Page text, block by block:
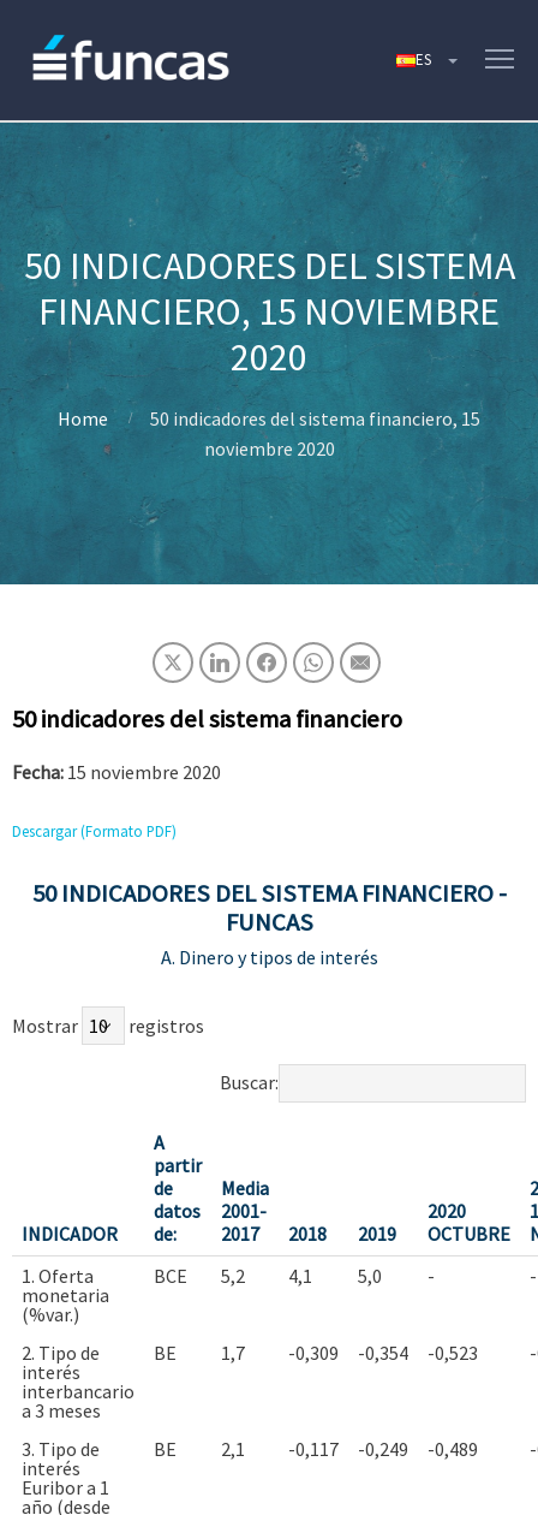
50 INDICADORES DEL SISTEMA
FINANCIERO, 15 NOVIEMBRE
2020
Home
50 indicadores del sistema financiero, 15
noviembre 2020
50 indicadores del sistema financiero
Fecha: 15 noviembre 2020
Descargar (Formato PDF)
50 INDICADORES DEL SISTEMA FINANCIERO -
FUNCAS
A. Dinero y tipos de interés
Mostrar registros
Buscar:
INDICADOR
A
partir
de
datos
de:
Media
2001-
2017
2018 2019
2020
OCTUBRE
1. Oferta
monetaria
(%var.)
BCE 5,2 4,1 5,0 - -
2. Tipo de
interés
interbancario
a 3 meses
BE 1,7 -0,309 -0,354 -0,523
3. Tipo de
interés
Euribor a 1
año (desde
BE 2,1 -0,117 -0,249 -0,489